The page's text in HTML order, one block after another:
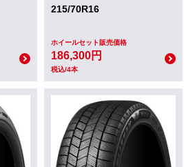
215/70R16
ホイールセット販売価格
186,300円
税込/4本